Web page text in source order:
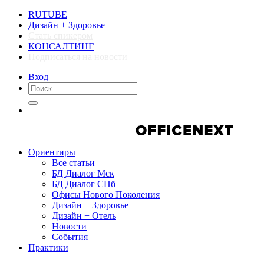
RUTUBE
Дизайн + Здоровье
КОНСАЛТИНГ
Вход
Ориентиры
Все статьи
БД Диалог Мск
БД Диалог СПб
Офисы Нового Поколения
Дизайн + Здоровье
Дизайн + Отель
Новости
События
Практики